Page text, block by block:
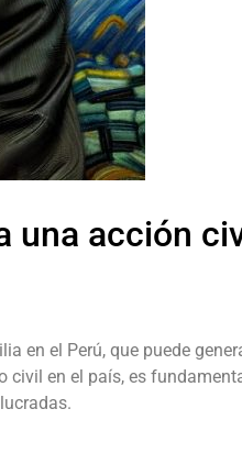
una acción
en el Perú, que puede
civil en el país, es